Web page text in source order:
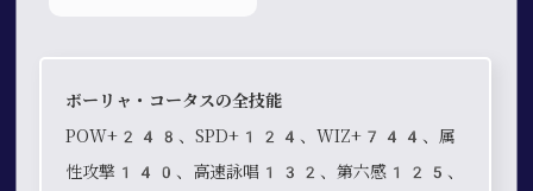
ボーリャ・コータスの全技能
POW+248、SPD+124、WIZ+744、属
性攻撃140、高速詠唱132、第六感125、